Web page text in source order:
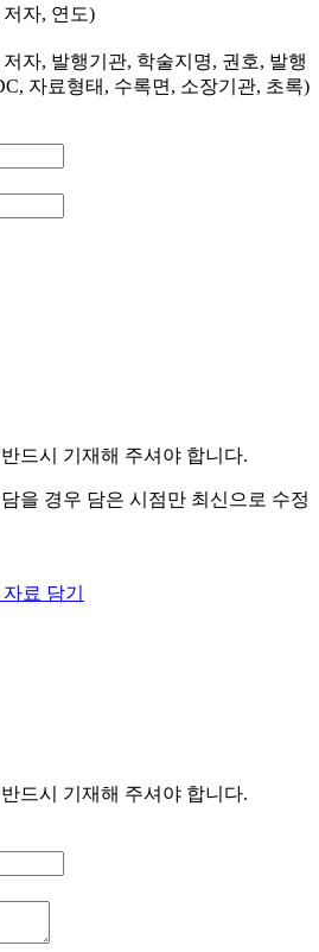
자, 연도)
자, 발행기관, 학술지명, 권호, 발행
자료형태, 수록면, 소장기관, 초록)
드시 기재해 주셔야 합니다.
을 경우 담은 시점만 최신으로 수정
료 담기
드시 기재해 주셔야 합니다.